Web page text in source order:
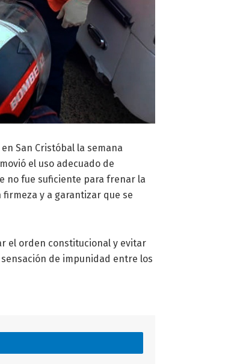
San Cristóbal la semana
el uso adecuado de
no fue suficiente para frenar la
y a garantizar que se
el orden constitucional y evitar
de impunidad entre los